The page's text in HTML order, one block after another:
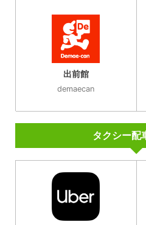
出前館
demaecan
タクシー配